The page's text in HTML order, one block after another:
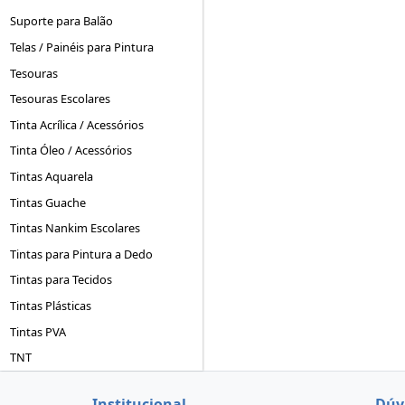
Suporte para Balão
Telas / Painéis para Pintura
Tesouras
Tesouras Escolares
Tinta Acrílica / Acessórios
Tinta Óleo / Acessórios
Tintas Aquarela
Tintas Guache
Tintas Nankim Escolares
Tintas para Pintura a Dedo
Tintas para Tecidos
Tintas Plásticas
Tintas PVA
TNT